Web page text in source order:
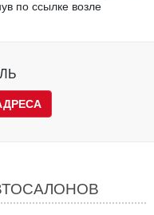
по ссылке возле